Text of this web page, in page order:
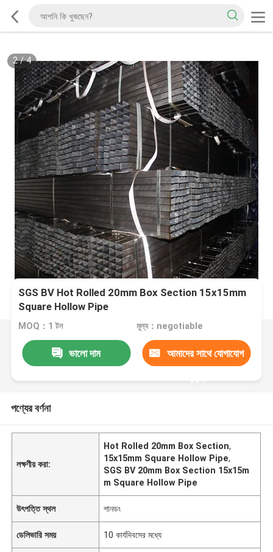
2/4
SGS BV Hot Rolled 20mm Box Section 15x15mm
Square Hollow Pipe
MOQ：1 টন মূল্য：negotiable
ভালো দাম আমাদের সাথে যোগাযোগ
করুন
পণ্যের বর্ণনা
লক্ষণীয় করা:
Hot Rolled 20mm Box Section,
15x15mm Square Hollow Pipe,
SGS BV 20mm Box Section 15x15m
m Square Hollow Pipe
উৎপত্তি স্থল শানডং
ডেলিভারি সময় 10 কার্যদিবসের মধ্যে